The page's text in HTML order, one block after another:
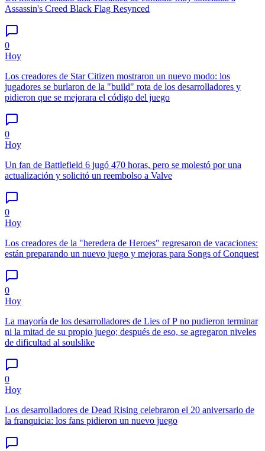
Assassin's Creed Black Flag Resynced
0
Hoy
Los creadores de Star Citizen mostraron un nuevo modo: los
jugadores se burlaron de la "build" rota de los desarrolladores y
pidieron que se mejorara el código del juego
0
Hoy
Un fan de Battlefield 6 jugó 470 horas, pero se molestó por una
actualización y solicitó un reembolso a Valve
0
Hoy
Los creadores de la "heredera de Heroes" regresaron de vacaciones:
están preparando un nuevo juego y mejoras para Songs of Conquest
0
Hoy
La mayoría de los desarrolladores de Lies of P no pudieron terminar
ni la mitad de su propio juego; después de eso, se agregaron niveles
de dificultad al soulslike
0
Hoy
Los desarrolladores de Dead Rising celebraron el 20 aniversario de
la franquicia: los fans pidieron un nuevo juego